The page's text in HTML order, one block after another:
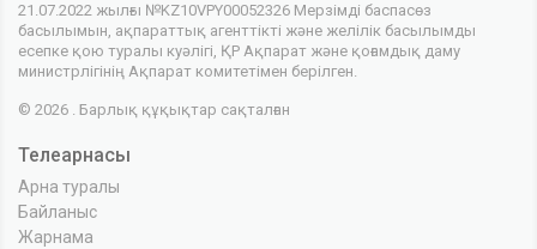
21.07.2022 жылғы №KZ10VPY00052326 Мерзімді баспасөз
басылымын, ақпараттық агенттікті және желілік басылымды
есепке қою туралы куәлігі, ҚР Ақпарат және қоғамдық даму
министрлігінің Ақпарат комитетімен берілген.
© 2026 . Барлық құқықтар сақталған
Телеарнасы
Арна туралы
Байланыс
Жарнама